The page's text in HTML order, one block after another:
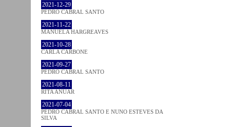
2021-12-29
PEDRO CABRAL SANTO
2021-11-22
MANUELA HARGREAVES
2021-10-28
CARLA CARBONE
2021-09-27
PEDRO CABRAL SANTO
2021-08-11
RITA ANUAR
2021-07-04
PEDRO CABRAL SANTO E NUNO ESTEVES DA
SILVA